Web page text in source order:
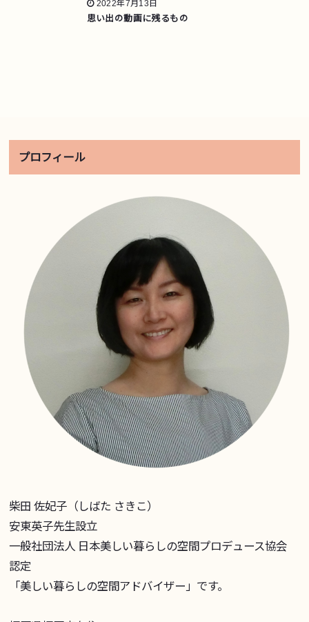
2022年7月13日
思い出の動画に残るもの
プロフィール
柴田 佐妃子（しばた さきこ）
安東英子先生設立
一般社団法人 日本美しい暮らしの空間プロデュース協会
認定
「美しい暮らしの空間アドバイザー」です。